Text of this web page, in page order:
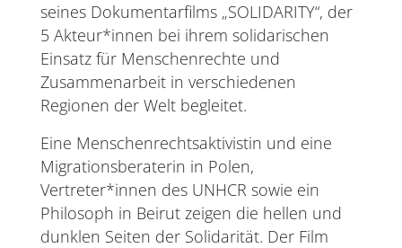
seines Dokumentarfilms „SOLIDARITY“, der
5 Akteur*innen bei ihrem solidarischen
Einsatz für Menschenrechte und
Zusammenarbeit in verschiedenen
Regionen der Welt begleitet.
Eine Menschenrechtsaktivistin und eine
Migrationsberaterin in Polen,
Vertreter*innen des UNHCR sowie ein
Philosoph in Beirut zeigen die hellen und
dunklen Seiten der Solidarität. Der Film